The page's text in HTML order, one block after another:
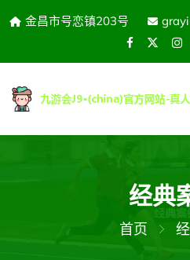
金昌市号恋镇203号
经典
首页